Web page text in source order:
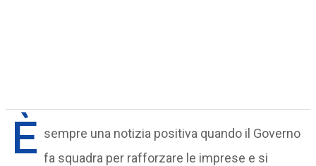
È sempre una notizia positiva quando il Governo
fa squadra per rafforzare le imprese e si